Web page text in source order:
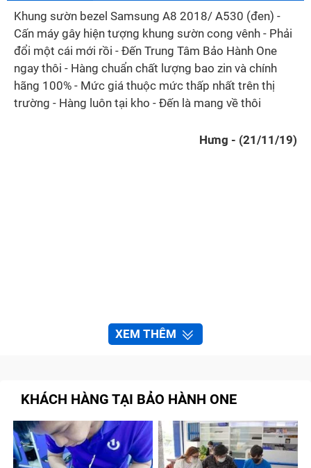
Khung sườn bezel Samsung A8 2018/ A530 (đen) -
Cấn máy gây hiện tượng khung sườn cong vênh - Phải
đổi một cái mới rồi - Đến Trung Tâm Bảo Hành One
ngay thôi - Hàng chuẩn chất lượng bao zin và chính
hãng 100% - Mức giá thuộc mức thấp nhất trên thị
trường - Hàng luôn tại kho - Đến là mang về thôi
Hưng - (21/11/19)
XEM THÊM
KHÁCH HÀNG TẠI BẢO HÀNH ONE